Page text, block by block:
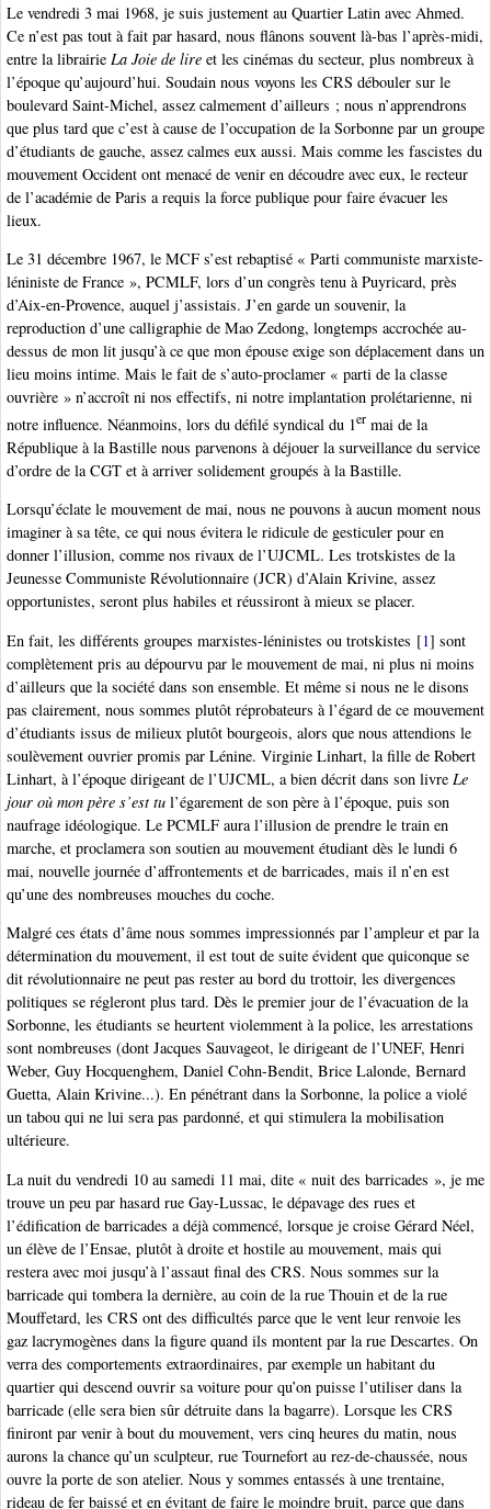
Le vendredi 3 mai 1968, je suis justement au Quartier Latin avec Ahmed.
Ce n’est pas tout à fait par hasard, nous flânons souvent là-bas l’après-midi,
entre la librairie La Joie de lire et les cinémas du secteur, plus nombreux à
l’époque qu’aujourd’hui. Soudain nous voyons les CRS débouler sur le
boulevard Saint-Michel, assez calmement d’ailleurs ; nous n’apprendrons
que plus tard que c’est à cause de l’occupation de la Sorbonne par un groupe
d’étudiants de gauche, assez calmes eux aussi. Mais comme les fascistes du
mouvement Occident ont menacé de venir en découdre avec eux, le recteur
de l’académie de Paris a requis la force publique pour faire évacuer les
lieux.
Le 31 décembre 1967, le MCF s’est rebaptisé « Parti communiste marxiste-
léniniste de France », PCMLF, lors d’un congrès tenu à Puyricard, près
d’Aix-en-Provence, auquel j’assistais. J’en garde un souvenir, la
reproduction d’une calligraphie de Mao Zedong, longtemps accrochée au-
dessus de mon lit jusqu’à ce que mon épouse exige son déplacement dans un
lieu moins intime. Mais le fait de s’auto-proclamer « parti de la classe
ouvrière » n’accroît ni nos effectifs, ni notre implantation prolétarienne, ni
notre influence. Néanmoins, lors du défilé syndical du 1er mai de la
République à la Bastille nous parvenons à déjouer la surveillance du service
d’ordre de la CGT et à arriver solidement groupés à la Bastille.
Lorsqu’éclate le mouvement de mai, nous ne pouvons à aucun moment nous
imaginer à sa tête, ce qui nous évitera le ridicule de gesticuler pour en
donner l’illusion, comme nos rivaux de l’UJCML. Les trotskistes de la
Jeunesse Communiste Révolutionnaire (JCR) d’Alain Krivine, assez
opportunistes, seront plus habiles et réussiront à mieux se placer.
En fait, les différents groupes marxistes-léninistes ou trotskistes [1] sont
complètement pris au dépourvu par le mouvement de mai, ni plus ni moins
d’ailleurs que la société dans son ensemble. Et même si nous ne le disons
pas clairement, nous sommes plutôt réprobateurs à l’égard de ce mouvement
d’étudiants issus de milieux plutôt bourgeois, alors que nous attendions le
soulèvement ouvrier promis par Lénine. Virginie Linhart, la fille de Robert
Linhart, à l’époque dirigeant de l’UJCML, a bien décrit dans son livre Le
jour où mon père s’est tu l’égarement de son père à l’époque, puis son
naufrage idéologique. Le PCMLF aura l’illusion de prendre le train en
marche, et proclamera son soutien au mouvement étudiant dès le lundi 6
mai, nouvelle journée d’affrontements et de barricades, mais il n’en est
qu’une des nombreuses mouches du coche.
Malgré ces états d’âme nous sommes impressionnés par l’ampleur et par la
détermination du mouvement, il est tout de suite évident que quiconque se
dit révolutionnaire ne peut pas rester au bord du trottoir, les divergences
politiques se régleront plus tard. Dès le premier jour de l’évacuation de la
Sorbonne, les étudiants se heurtent violemment à la police, les arrestations
sont nombreuses (dont Jacques Sauvageot, le dirigeant de l’UNEF, Henri
Weber, Guy Hocquenghem, Daniel Cohn-Bendit, Brice Lalonde, Bernard
Guetta, Alain Krivine...). En pénétrant dans la Sorbonne, la police a violé
un tabou qui ne lui sera pas pardonné, et qui stimulera la mobilisation
ultérieure.
La nuit du vendredi 10 au samedi 11 mai, dite « nuit des barricades », je me
trouve un peu par hasard rue Gay-Lussac, le dépavage des rues et
l’édification de barricades a déjà commencé, lorsque je croise Gérard Néel,
un élève de l’Ensae, plutôt à droite et hostile au mouvement, mais qui
restera avec moi jusqu’à l’assaut final des CRS. Nous sommes sur la
barricade qui tombera la dernière, au coin de la rue Thouin et de la rue
Mouffetard, les CRS ont des difficultés parce que le vent leur renvoie les
gaz lacrymogènes dans la figure quand ils montent par la rue Descartes. On
verra des comportements extraordinaires, par exemple un habitant du
quartier qui descend ouvrir sa voiture pour qu’on puisse l’utiliser dans la
barricade (elle sera bien sûr détruite dans la bagarre). Lorsque les CRS
finiront par venir à bout du mouvement, vers cinq heures du matin, nous
aurons la chance qu’un sculpteur, rue Tournefort au rez-de-chaussée, nous
ouvre la porte de son atelier. Nous y sommes entassés à une trentaine,
rideau de fer baissé et en évitant de faire le moindre bruit, parce que dans